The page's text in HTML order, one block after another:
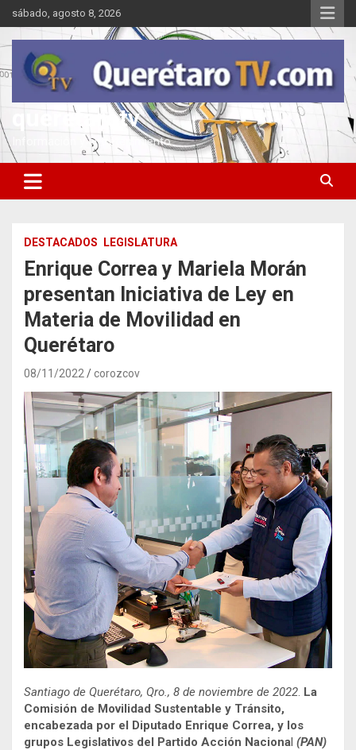
Saltar
al
contenido
sábado, agosto 8, 2026
queretarotv
Información y entretenimiento
DESTACADOS LEGISLATURA
Enrique Correa y Mariela Morán
presentan Iniciativa de Ley en
Materia de Movilidad en
Querétaro
08/11/2022 corozcov
Santiago de Querétaro, Qro., 8 de noviembre de 2022 La
Comisión de Movilidad Sustentable y Tránsito,
encabezada por el Diputado Enrique Correa, y los
grupos Legislativos del Partido Acción Nacional (PAN)